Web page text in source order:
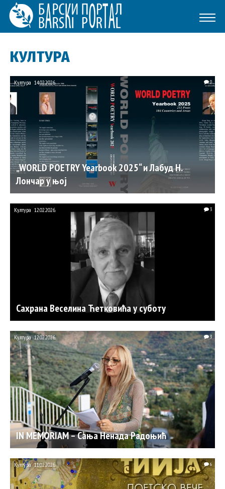
КУЛТУРА
„WORLD POETRY Yearbook 2025“ и Лабуд Н.
Лончар у њој
Култура 14.02.2026. 0
Сахрана Веселина Ћетковића у суботу
Култура 12.02.2026. 3
IN MEMORIAM – Сања Ненада Радоњић
Култура 12.02.2026. 3
Култура 11.02.2026. 6